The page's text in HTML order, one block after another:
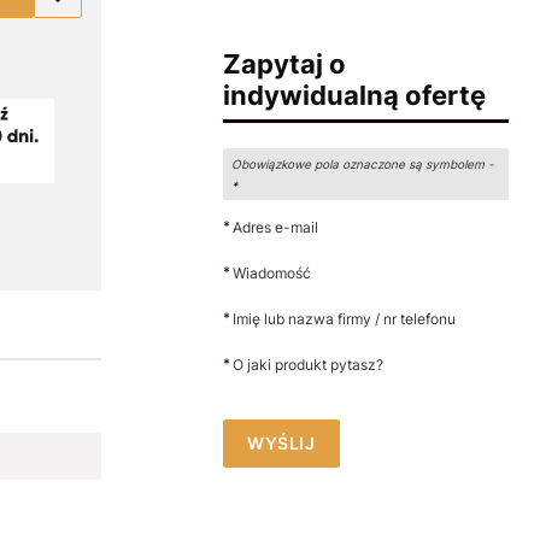
Zapytaj o
indywidualną ofertę
Obowiązkowe pola oznaczone są symbolem -
*
*Adres e-mail
*Wiadomość
* Imię lub nazwa firmy / nr telefonu
*O jaki produkt pytasz?
WYŚLIJ